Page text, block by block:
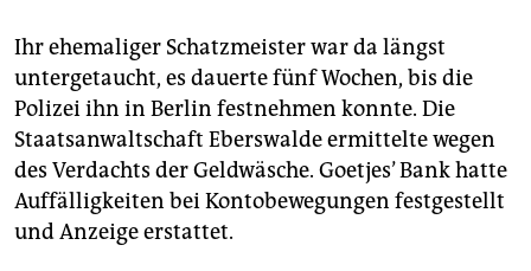
Ihr ehemaliger Schatzmeister war da längst
untergetaucht, es dauerte fünf Wochen, bis die
Polizei ihn in Berlin festnehmen konnte. Die
Staatsanwaltschaft Eberswalde ermittelte wegen
des Verdachts der Geldwäsche. Goetjes’ Bank hatte
Auffälligkeiten bei Kontobewegungen festgestellt
und Anzeige erstattet.